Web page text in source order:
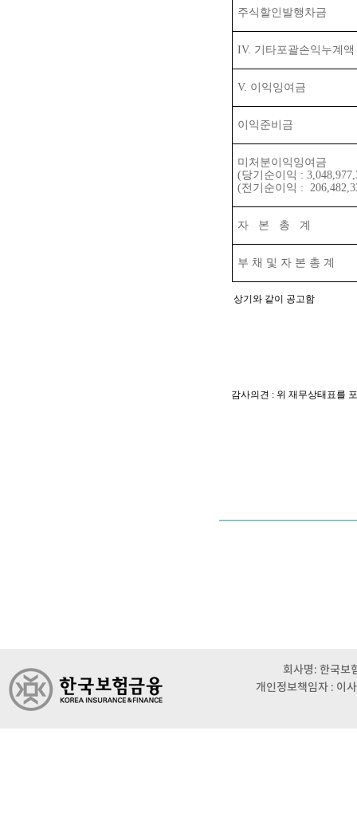
주식할인발행차금
IV. 기타포괄손익누계액
V. 이익잉여금
이익준비금
미처분이익잉여금
(당기순이익 :
(전기순이익 :
자 본 총 계
부 채 및 자 본 총 계
상기와 같이 공고함
감사의견 :위 재무상태표를
회사명: 한국보
개인정보책임자 :